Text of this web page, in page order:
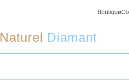
Boutique
Naturel Diamant